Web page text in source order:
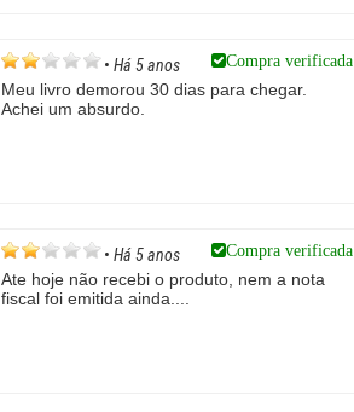
• Há 5 anos Compra verificada
Meu livro demorou 30 dias para chegar.
Achei um absurdo.
• Há 5 anos Compra verificada
Ate hoje não recebi o produto, nem a nota
fiscal foi emitida ainda....